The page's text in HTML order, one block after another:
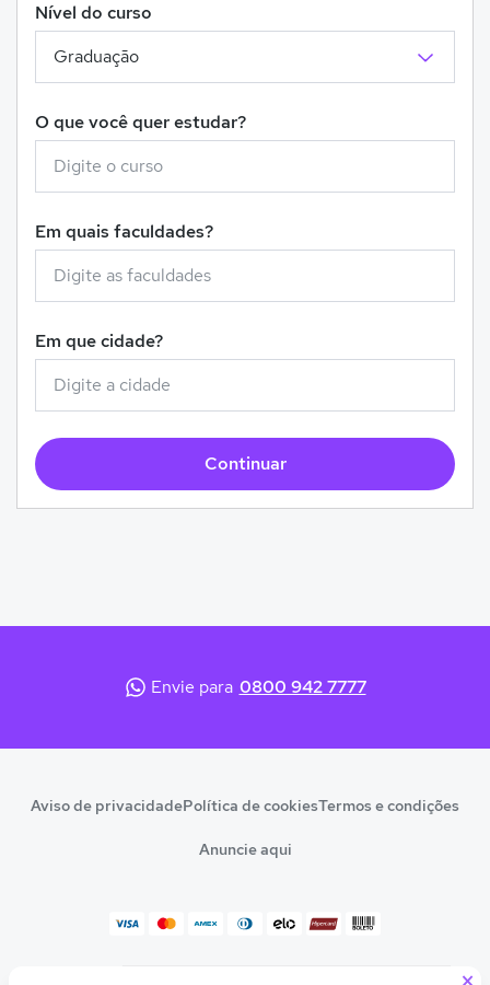
Nível do curso
O que você quer estudar?
Em quais faculdades?
Em que cidade?
Continuar
Envie para 0800 942 7777
Aviso de privacidadePolítica de cookiesTermos e condições
Anuncie aqui